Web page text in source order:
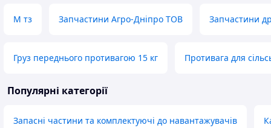
М тз Запчастини Агро-Дніпро ТОВ Запчастини
Груз переднього противагою 15 кг Противага для
Популярні категорії
Запасні частини та комплектуючі до навантажувачів